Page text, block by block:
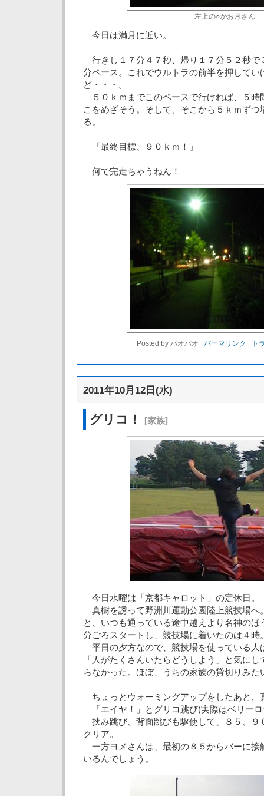
左上の○がお月さん
今日は満月に近い。
行きし１７分４７秒、帰り１７分５２秒で
分ペース。これでウルトラの前半を押してい
ど・・・。
５０ｋｍまでこのペースで行ければ、５時
こをめざそう。そして、そこから５ｋｍず
る。
「最終目標、９０ｋｍ！」
何で完走ちゃうねん！
Posted by パオパオ パーマリンク ト
2011年10月12日(水)
グリコ！ [家族]
今日水曜は「京都キャロット」の定休日。
真樹を誘って野洲川運動公園陸上競技場へ
と、いつも通っている途中越えより名神の
分ごろスタートし、競技場に着いたのは４時
平日の夕方なので、競技場を使っている人
「人がたくさんいたらどうしよう」と気に
らなかった。ほぼ、うちの家族の貸切りみた
ちょっとウォーミングアップをしたあと、
「エイヤ！」とグリコ跳び(実際はベリー
挟み跳び、背面跳びも駆使して、８５、９
クリア。
一方ヨメさんは、最初の８５からバーに接
いるんでしょう。